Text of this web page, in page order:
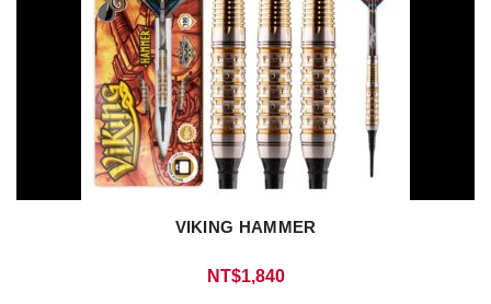
VIKING HAMMER
NT$1,840